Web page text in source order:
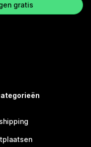
gratis